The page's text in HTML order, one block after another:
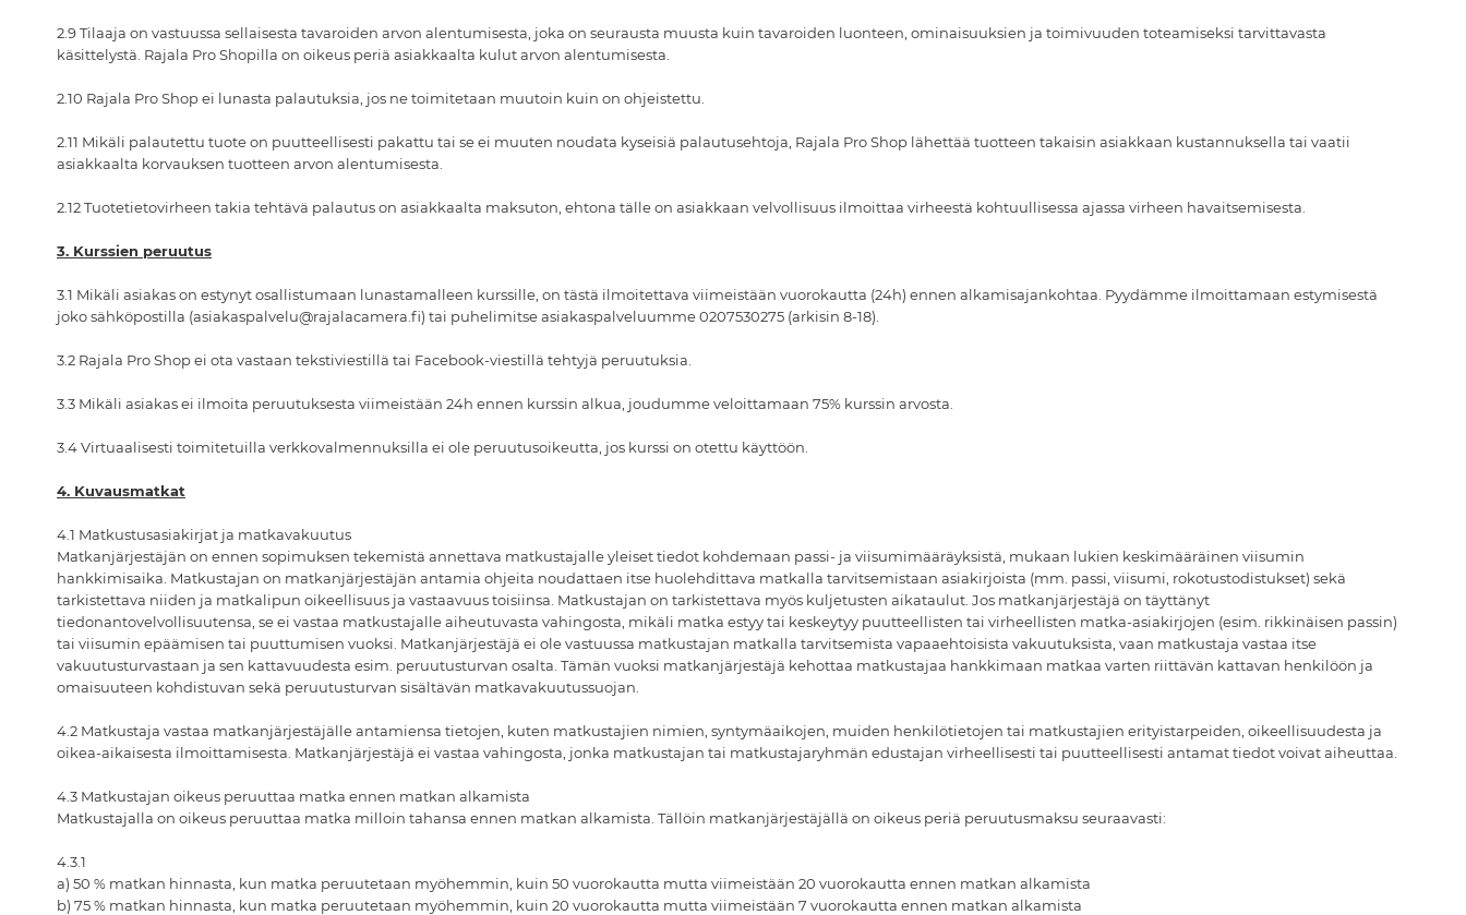
2.9 Tilaaja on vastuussa sellaisesta tavaroiden arvon alentumisesta, joka on seurausta muusta kuin tavaroiden luonteen, ominaisuuksien ja toimivuuden toteamiseksi tarvittavasta
käsittelystä. Rajala Pro Shopilla on oikeus periä asiakkaalta kulut arvon alentumisesta.
2.10 Rajala Pro Shop ei lunasta palautuksia, jos ne toimitetaan muutoin kuin on ohjeistettu.
2.11 Mikäli palautettu tuote on puutteellisesti pakattu tai se ei muuten noudata kyseisiä palautusehtoja, Rajala Pro Shop lähettää tuotteen takaisin asiakkaan kustannuksella tai vaatii
asiakkaalta korvauksen tuotteen arvon alentumisesta.
2.12 Tuotetietovirheen takia tehtävä palautus on asiakkaalta maksuton, ehtona tälle on asiakkaan velvollisuus ilmoittaa virheestä kohtuullisessa ajassa virheen havaitsemisesta.
3. Kurssien peruutus
3.1 Mikäli asiakas on estynyt osallistumaan lunastamalleen kurssille, on tästä ilmoitettava viimeistään vuorokautta (24h) ennen alkamisajankohtaa. Pyydämme ilmoittamaan estymisestä
joko sähköpostilla (asiakaspalvelu@rajalacamera.fi) tai puhelimitse asiakaspalveluumme 0207530275 (arkisin 8-18).
3.2 Rajala Pro Shop ei ota vastaan tekstiviestillä tai Facebook-viestillä tehtyjä peruutuksia.
3.3 Mikäli asiakas ei ilmoita peruutuksesta viimeistään 24h ennen kurssin alkua, joudumme veloittamaan 75% kurssin arvosta.
3.4 Virtuaalisesti toimitetuilla verkkovalmennuksilla ei ole peruutusoikeutta, jos kurssi on otettu käyttöön.
4. Kuvausmatkat
4.1 Matkustusasiakirjat ja matkavakuutus
Matkanjärjestäjän on ennen sopimuksen tekemistä annettava matkustajalle yleiset tiedot kohdemaan passi- ja viisumimääräyksistä, mukaan lukien keskimääräinen viisumin
hankkimisaika. Matkustajan on matkanjärjestäjän antamia ohjeita noudattaen itse huolehdittava matkalla tarvitsemistaan asiakirjoista (mm. passi, viisumi, rokotustodistukset) sekä
tarkistettava niiden ja matkalipun oikeellisuus ja vastaavuus toisiinsa. Matkustajan on tarkistettava myös kuljetusten aikataulut. Jos matkanjärjestäjä on täyttänyt
tiedonantovelvollisuutensa, se ei vastaa matkustajalle aiheutuvasta vahingosta, mikäli matka estyy tai keskeytyy puutteellisten tai virheellisten matka-asiakirjojen (esim. rikkinäisen passin)
tai viisumin epäämisen tai puuttumisen vuoksi. Matkanjärjestäjä ei ole vastuussa matkustajan matkalla tarvitsemista vapaaehtoisista vakuutuksista, vaan matkustaja vastaa itse
vakuutusturvastaan ja sen kattavuudesta esim. peruutusturvan osalta. Tämän vuoksi matkanjärjestäjä kehottaa matkustajaa hankkimaan matkaa varten riittävän kattavan henkilöön ja
omaisuuteen kohdistuvan sekä peruutusturvan sisältävän matkavakuutussuojan.
4.2 Matkustaja vastaa matkanjärjestäjälle antamiensa tietojen, kuten matkustajien nimien, syntymäaikojen, muiden henkilötietojen tai matkustajien erityistarpeiden, oikeellisuudesta ja
oikea-aikaisesta ilmoittamisesta. Matkanjärjestäjä ei vastaa vahingosta, jonka matkustajan tai matkustajaryhmän edustajan virheellisesti tai puutteellisesti antamat tiedot voivat aiheuttaa.
4.3 Matkustajan oikeus peruuttaa matka ennen matkan alkamista
Matkustajalla on oikeus peruuttaa matka milloin tahansa ennen matkan alkamista. Tällöin matkanjärjestäjällä on oikeus periä peruutusmaksu seuraavasti:
4.3.1
a) 50 % matkan hinnasta, kun matka peruutetaan myöhemmin, kuin 50 vuorokautta mutta viimeistään 20 vuorokautta ennen matkan alkamista
b) 75 % matkan hinnasta, kun matka peruutetaan myöhemmin, kuin 20 vuorokautta mutta viimeistään 7 vuorokautta ennen matkan alkamista